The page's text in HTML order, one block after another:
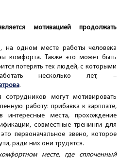
мотивацией продолжать
на одном месте работы человека
комфорта. Также это может быть
потерять тех людей, с которыми
несколько лет, –
.
сотрудников могут мотивировать
работу: прибавка к зарплате,
интересные места, прохождение
совместные тренинги для
первоначальное звено, которое
ради них они трудятся.
месте, где сплоченный